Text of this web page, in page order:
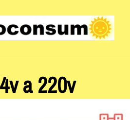
a 220v